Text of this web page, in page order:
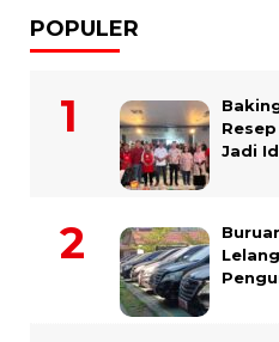
POPULER
Jadi